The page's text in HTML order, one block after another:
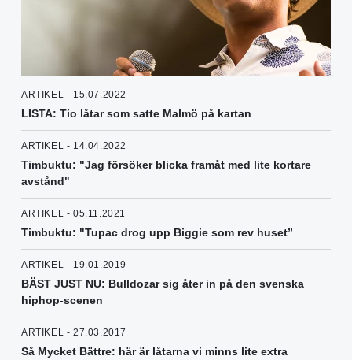
ARTIKEL - 15.07.2022
LISTA: Tio låtar som satte Malmö på kartan
ARTIKEL - 14.04.2022
Timbuktu: "Jag försöker blicka framåt med lite kortare
avstånd"
ARTIKEL - 05.11.2021
Timbuktu: "Tupac drog upp Biggie som rev huset”
ARTIKEL - 19.01.2019
BÄST JUST NU: Bulldozar sig åter in på den svenska
hiphop-scenen
ARTIKEL - 27.03.2017
Så Mycket Bättre: här är låtarna vi minns lite extra